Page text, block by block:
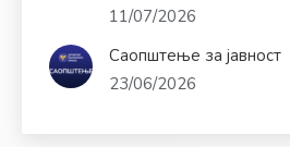
11/07/2026
Саопштење за јавност
23/06/2026